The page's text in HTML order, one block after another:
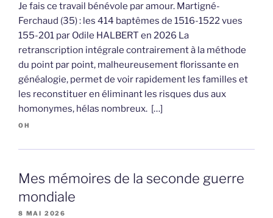
Je fais ce travail bénévole par amour. Martigné-
Ferchaud (35) : les 414 baptêmes de 1516-1522 vues
155-201 par Odile HALBERT en 2026 La
retranscription intégrale contrairement à la méthode
du point par point, malheureusement florissante en
généalogie, permet de voir rapidement les familles et
les reconstituer en éliminant les risques dus aux
homonymes, hélas nombreux. […]
OH
Mes mémoires de la seconde guerre
mondiale
8 MAI 2026